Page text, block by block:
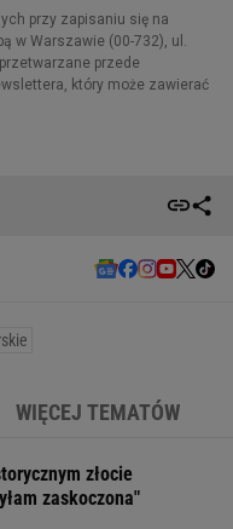
WIĘCEJ TEMATÓW
złocie
zaskoczona"